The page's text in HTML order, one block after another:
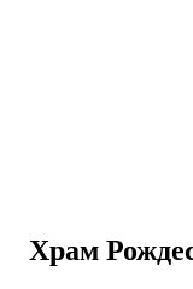
Храм